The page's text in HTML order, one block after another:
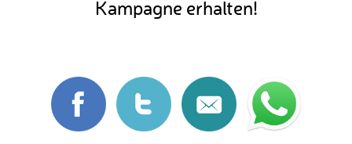
Kampagne erhalten!